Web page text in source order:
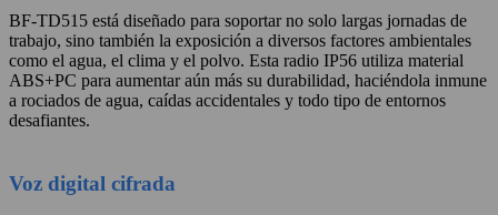
BF-TD515 está diseñado para soportar no solo largas jornadas de
trabajo, sino también la exposición a diversos factores ambientales
como el agua, el clima y el polvo. Esta radio IP56 utiliza material
ABS+PC para aumentar aún más su durabilidad, haciéndola inmune
a rociados de agua, caídas accidentales y todo tipo de entornos
desafiantes.
Voz digital cifrada